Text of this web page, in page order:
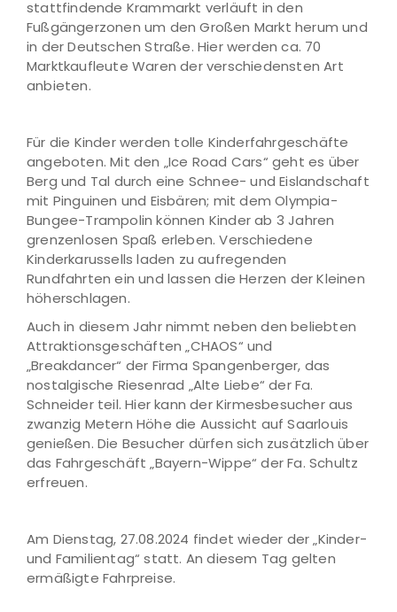
stattfindende Krammarkt verläuft in den
Fußgängerzonen um den Großen Markt herum und
in der Deutschen Straße. Hier werden ca. 70
Marktkaufleute Waren der verschiedensten Art
anbieten.
Für die Kinder werden tolle Kinderfahrgeschäfte
angeboten. Mit den „Ice Road Cars“ geht es über
Berg und Tal durch eine Schnee- und Eislandschaft
mit Pinguinen und Eisbären; mit dem Olympia-
Bungee-Trampolin können Kinder ab 3 Jahren
grenzenlosen Spaß erleben. Verschiedene
Kinderkarussells laden zu aufregenden
Rundfahrten ein und lassen die Herzen der Kleinen
höherschlagen.
Auch in diesem Jahr nimmt neben den beliebten
Attraktionsgeschäften „CHAOS“ und
„Breakdancer“ der Firma Spangenberger, das
nostalgische Riesenrad „Alte Liebe“ der Fa.
Schneider teil. Hier kann der Kirmesbesucher aus
zwanzig Metern Höhe die Aussicht auf Saarlouis
genießen. Die Besucher dürfen sich zusätzlich über
das Fahrgeschäft „Bayern-Wippe“ der Fa. Schultz
erfreuen.
Am Dienstag, 27.08.2024 findet wieder der „Kinder-
und Familientag“ statt. An diesem Tag gelten
ermäßigte Fahrpreise.